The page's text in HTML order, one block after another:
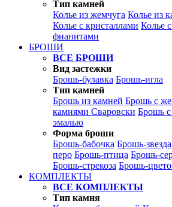
Тип камней
Колье из жемчуга Колье из
Колье с кристаллами Колье
фианитами
БРОШИ
ВСЕ БРОШИ
Вид застежки
Брошь-булавка Брошь-игла
Тип камней
Брошь из камней Брошь с
камнями Сваровски Брошь
эмалью
Форма броши
Брошь-бабочка Брошь-звезда
перо Брошь-птица Брошь-
Брошь-стрекоза Брошь-
КОМПЛЕКТЫ
ВСЕ КОМПЛЕКТЫ
Тип камня